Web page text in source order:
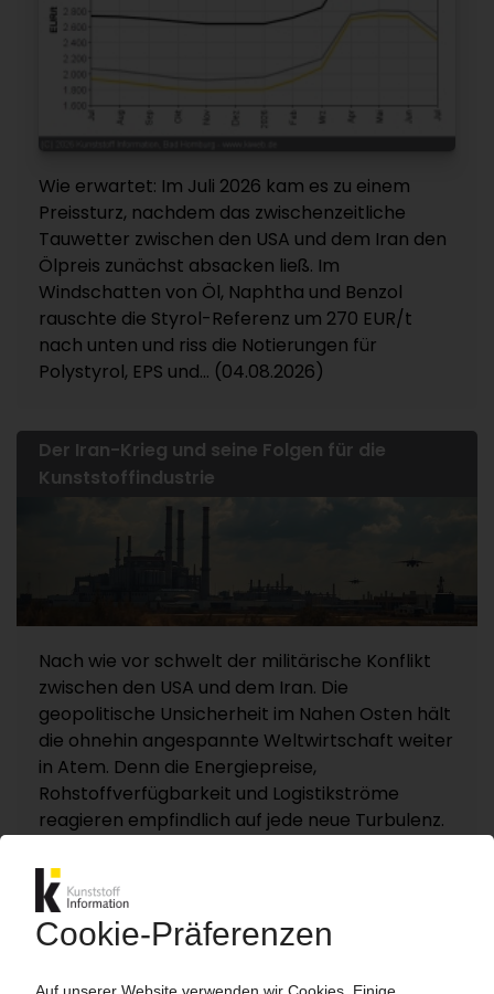
Wie erwartet: Im Juli 2026 kam es zu einem
Preissturz, nachdem das zwischenzeitliche
Tauwetter zwischen den USA und dem Iran den
Ölpreis zunächst absacken ließ. Im
Windschatten von Öl, Naphtha und Benzol
rauschte die Styrol-Referenz um 270 EUR/t
nach unten und riss die Notierungen für
Polystyrol, EPS und... (04.08.2026)
Der Iran-Krieg und seine Folgen für die
Kunststoffindustrie
Nach wie vor schwelt der militärische Konflikt
zwischen den USA und dem Iran. Die
geopolitische Unsicherheit im Nahen Osten hält
die ohnehin angespannte Weltwirtschaft weiter
in Atem. Denn die Energiepreise,
Rohstoffverfügbarkeit und Logistikströme
reagieren empfindlich auf jede neue Turbulenz.
KI – Kunststoff Information dokumentiert und
analysiert die für die Polymermärkte
entscheidenden Entwicklungen rund um die
Straße von Hormus auf einer eigenen
Themenseite „Nahost-Konflikt“.